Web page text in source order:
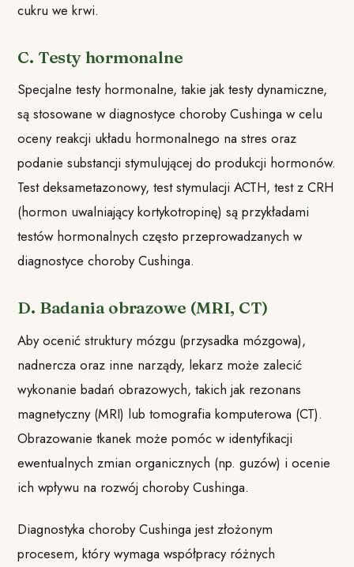
cukru we krwi.
C. Testy hormonalne
Specjalne testy hormonalne, takie jak testy dynamiczne,
są stosowane w diagnostyce choroby Cushinga w celu
oceny reakcji układu hormonalnego na stres oraz
podanie substancji stymulującej do produkcji hormonów.
Test deksametazonowy, test stymulacji ACTH, test z CRH
(hormon uwalniający kortykotropinę) są przykładami
testów hormonalnych często przeprowadzanych w
diagnostyce choroby Cushinga.
D. Badania obrazowe (MRI, CT)
Aby ocenić struktury mózgu (przysadka mózgowa),
nadnercza oraz inne narządy, lekarz może zalecić
wykonanie badań obrazowych, takich jak rezonans
magnetyczny (MRI) lub tomografia komputerowa (CT).
Obrazowanie tkanek może pomóc w identyfikacji
ewentualnych zmian organicznych (np. guzów) i ocenie
ich wpływu na rozwój choroby Cushinga.
Diagnostyka choroby Cushinga jest złożonym
procesem, który wymaga współpracy różnych